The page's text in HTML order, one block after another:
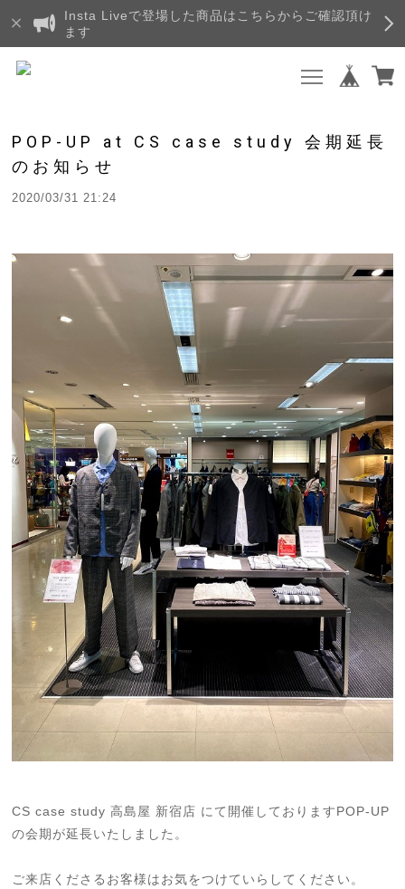
Insta Liveで登場した商品はこちらからご確認頂け
ます
POP-UP at CS case study 会期延長
のお知らせ
2020/03/31 21:24
CS case study 高島屋 新宿店 にて開催しておりますPOP-UP
の会期が延長いたしました。
ご来店くださるお客様はお気をつけていらしてください。